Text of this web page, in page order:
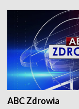
ABC Zdrowia